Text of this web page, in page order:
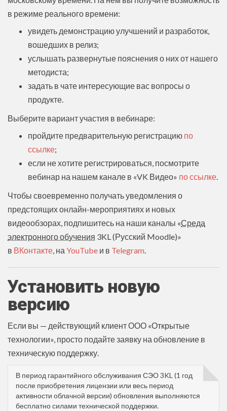
в режиме реального времени:
увидеть демонстрацию улучшений и разработок,
вошедших в релиз;
услышать развернутые пояснения о них от нашего
методиста;
задать в чате интересующие вас вопросы о
продукте.
Выберите вариант участия в вебинаре:
пройдите предварительную регистрацию по
ссылке;
если не хотите регистрироваться, посмотрите
вебинар на нашем канале в «VK Видео» по ссылке.
Чтобы своевременно получать уведомления о
предстоящих онлайн-мероприятиях и новых
видеообзорах, подпишитесь на наши каналы «Среда
электронного обучения 3KL (Русский Moodle)»
в ВКонтакте, на YouTube и в Telegram.
Установить новую
версию
Если вы — действующий клиент ООО «Открытые
технологии», просто подайте заявку на обновление в
техническую поддержку.
В период гарантийного обслуживания СЭО 3KL (1 год
после приобретения лицензии или весь период
активности облачной версии) обновления выполняются
бесплатно силами технической поддержки.